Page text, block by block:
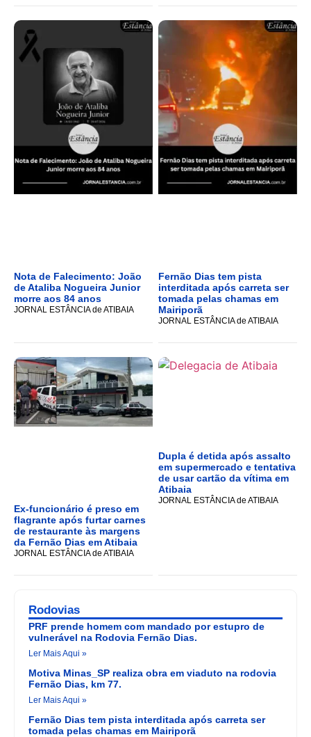
Nota de Falecimento: João
de Ataliba Nogueira Junior
morre aos 84 anos
JORNAL ESTÂNCIA de ATIBAIA
Fernão Dias tem pista
interditada após carreta ser
tomada pelas chamas em
Mairiporã
JORNAL ESTÂNCIA de ATIBAIA
Ex-funcionário é preso em
flagrante após furtar carnes
de restaurante às margens
da Fernão Dias em Atibaia
JORNAL ESTÂNCIA de ATIBAIA
Dupla é detida após assalto
em supermercado e tentativa
de usar cartão da vítima em
Atibaia
JORNAL ESTÂNCIA de ATIBAIA
Rodovias
PRF prende homem com mandado por estupro de
vulnerável na Rodovia Fernão Dias.
Ler Mais Aqui »
Motiva Minas_SP realiza obra em viaduto na rodovia
Fernão Dias, km 77.
Ler Mais Aqui »
Fernão Dias tem pista interditada após carreta ser
tomada pelas chamas em Mairiporã